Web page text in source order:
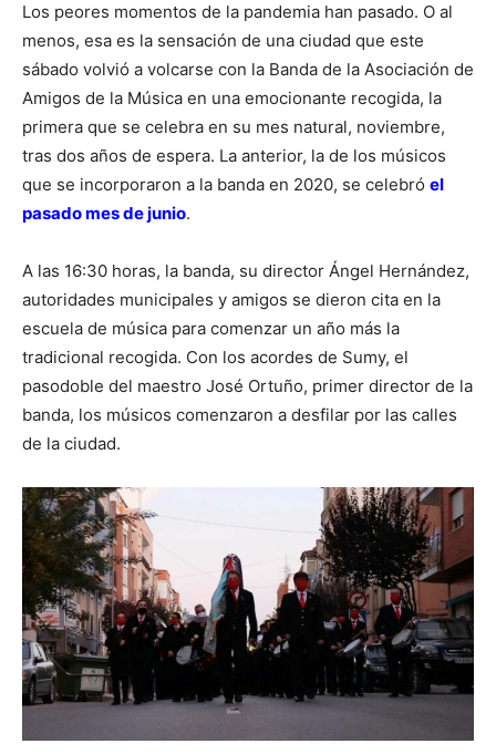
Los peores momentos de la pandemia han pasado. O al
menos, esa es la sensación de una ciudad que este
sábado volvió a volcarse con la Banda de la Asociación de
Amigos de la Música en una emocionante recogida, la
primera que se celebra en su mes natural, noviembre,
tras dos años de espera. La anterior, la de los músicos
que se incorporaron a la banda en 2020, se celebró el
pasado mes de junio.
A las 16:30 horas, la banda, su director Ángel Hernández,
autoridades municipales y amigos se dieron cita en la
escuela de música para comenzar un año más la
tradicional recogida. Con los acordes de Sumy, el
pasodoble del maestro José Ortuño, primer director de la
banda, los músicos comenzaron a desfilar por las calles
de la ciudad.